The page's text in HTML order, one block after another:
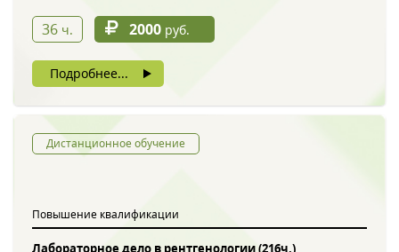
36 ч. 2000 руб.
Подробнее...
Дистанционное обучение
Повышение квалификации
Лабораторное дело в рентгенологии (216ч.)